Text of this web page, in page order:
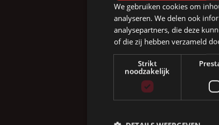
We gebruiken cookies om
analyseren. We delen ook
analysepartners, die deze
of die zij hebben verzameld
Strikt
noodzakelijk